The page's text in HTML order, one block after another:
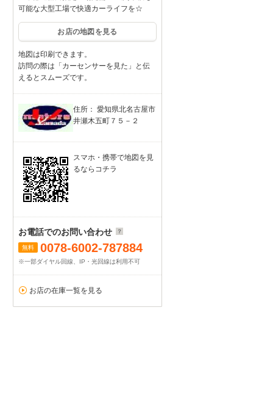
可能な大型工場で快適カーライフを☆
お店の地図を見る
地図は印刷できます。
訪問の際は「カーセンサーを見た」と伝
えるとスムーズです。
住所： 愛知県北名古屋市
井瀬木五町７５－２
スマホ・携帯で地図を見
るならコチラ
お電話でのお問い合わせ
無料 0078-6002-787884
※一部ダイヤル回線、IP・光回線は利用不可
お店の在庫一覧を見る